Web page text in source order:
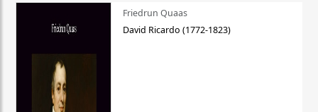
Friedrun Quaas
David Ricardo (1772-1823)